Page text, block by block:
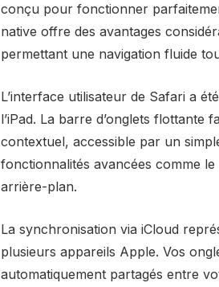
conçu pour fonctionner
native offre des avantages
permettant une navigation fluide
L’interface utilisateur de Safari a
l’iPad. La barre d’onglets flottante
contextuel, accessible par un
fonctionnalités avancées comme
arrière-plan.
La synchronisation via iCloud
plusieurs appareils Apple. Vos
automatiquement partagés entre